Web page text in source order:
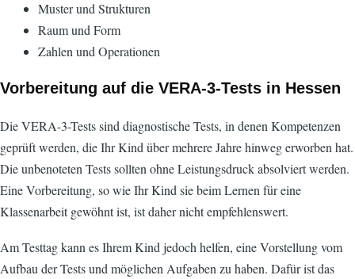
Muster und Strukturen
Raum und Form
Zahlen und Operationen
Vorbereitung auf die VERA-3-Tests in Hessen
Die VERA-3-Tests sind diagnostische Tests, in denen Kompetenzen
geprüft werden, die Ihr Kind über mehrere Jahre hinweg erworben hat.
Die unbenoteten Tests sollten ohne Leistungsdruck absolviert werden.
Eine Vorbereitung, so wie Ihr Kind sie beim Lernen für eine
Klassenarbeit gewöhnt ist, ist daher nicht empfehlenswert.
Am Testtag kann es Ihrem Kind jedoch helfen, eine Vorstellung vom
Aufbau der Tests und möglichen Aufgaben zu haben. Dafür ist das